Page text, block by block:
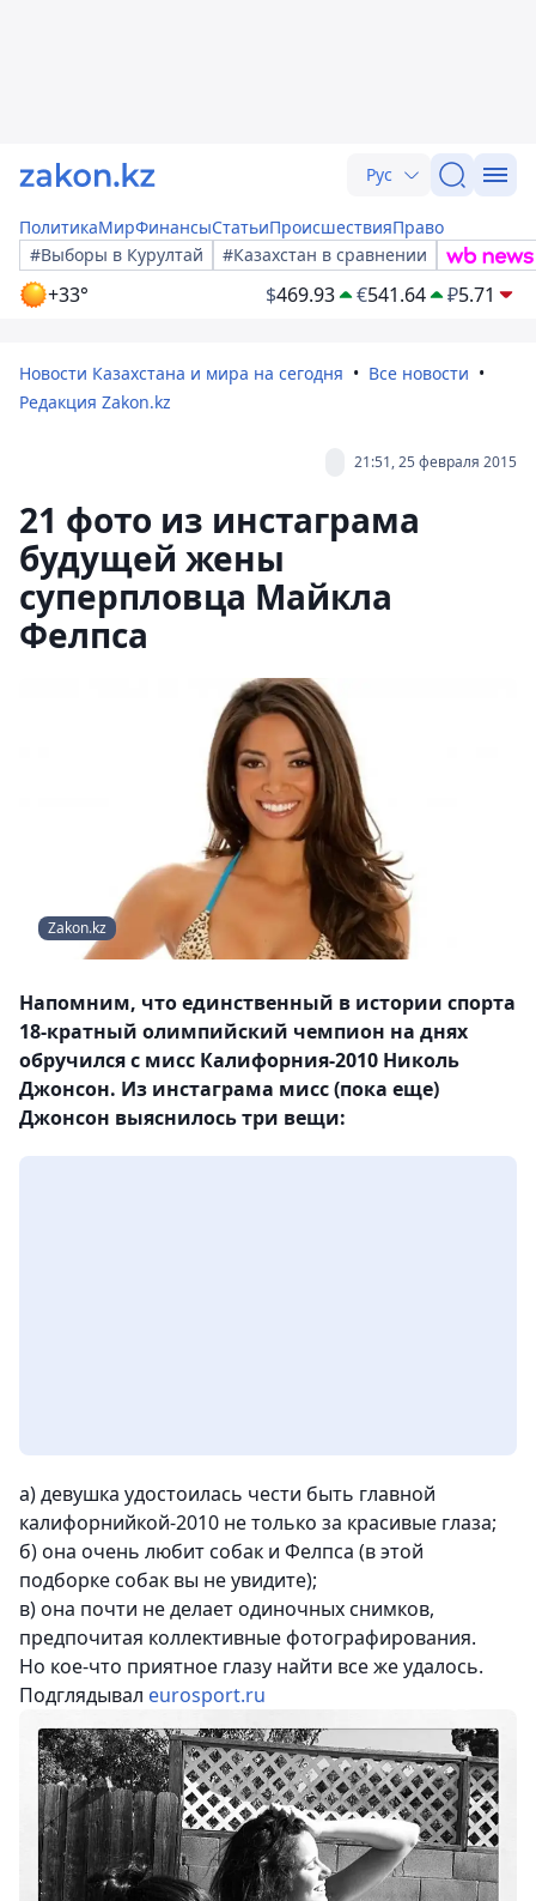
Рус
ПолитикаМирФинансыСтатьиПроисшествияПраво
#Выборы в Курултай
#Казахстан в сравнении
+33° $469.93 €541.64 ₽5.71
Новости Казахстана и мира на сегодня
Все новости
Редакция Zakon.kz
21:51, 25 февраля 2015
21 фото из инстаграма
будущей жены
суперпловца Майкла
Фелпса
Zakon.kz
Напомним, что единственный в истории спорта
18-кратный олимпийский чемпион на днях
обручился с мисс Калифорния-2010 Николь
Джонсон. Из инстаграма мисс (пока еще)
Джонсон выяснилось три вещи:
а) девушка удостоилась чести быть главной
калифорнийкой-2010 не только за красивые глаза;
б) она очень любит собак и Фелпса (в этой
подборке собак вы не увидите);
в) она почти не делает одиночных снимков,
предпочитая коллективные фотографирования.
Но кое-что приятное глазу найти все же удалось.
Подглядывал eurosport.ru